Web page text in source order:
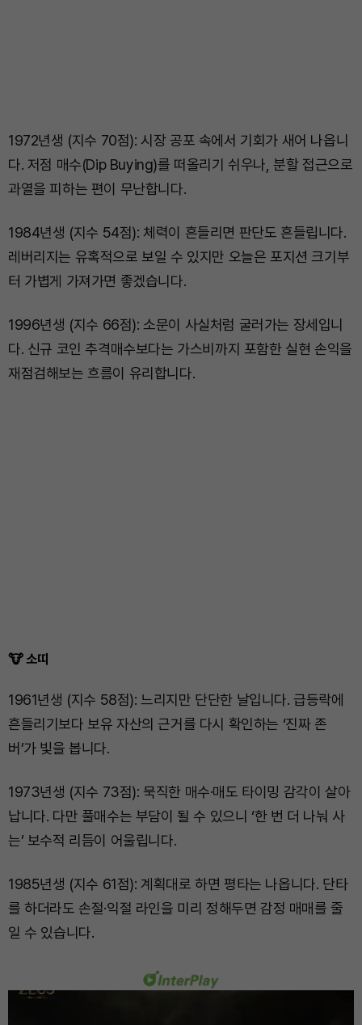
1972년생 (지수 70점): 시장 공포 속에서 기회가 새어 나옵니
다. 저점 매수(Dip Buying)를 떠올리기 쉬우나, 분할 접근으로
과열을 피하는 편이 무난합니다.
1984년생 (지수 54점): 체력이 흔들리면 판단도 흔들립니다.
레버리지는 유혹적으로 보일 수 있지만 오늘은 포지션 크기부
터 가볍게 가져가면 좋겠습니다.
1996년생 (지수 66점): 소문이 사실처럼 굴러가는 장세입니
다. 신규 코인 추격매수보다는 가스비까지 포함한 실현 손익을
재점검해보는 흐름이 유리합니다.
🐮 소띠
1961년생 (지수 58점): 느리지만 단단한 날입니다. 급등락에
흔들리기보다 보유 자산의 근거를 다시 확인하는 ‘진짜 존
버’가 빛을 봅니다.
1973년생 (지수 73점): 묵직한 매수·매도 타이밍 감각이 살아
납니다. 다만 풀매수는 부담이 될 수 있으니 ‘한 번 더 나눠 사
는’ 보수적 리듬이 어울립니다.
1985년생 (지수 61점): 계획대로 하면 평타는 나옵니다. 단타
를 하더라도 손절·익절 라인을 미리 정해두면 감정 매매를 줄
일 수 있습니다.